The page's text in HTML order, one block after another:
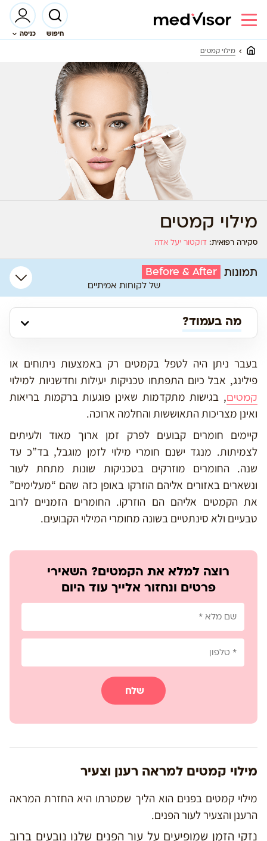
חיפוש כניסה
מילוי קמטים
מילוי קמטים
סקירה רפואית: דוקטור יעל אדה
תמונות Before & After
של לקוחות אמיתיים
מה בעמוד?
בעבר ניתן היה לטפל בקמטים רק באמצעות ניתוחים או
פילינג, אבל כיום התפתחו טכניקות יעילות וחדשניות למילוי
קמטים, בגישות מתקדמות שאינן פוגעות ברקמות בריאות
ואינן מצריכות התאוששות והחלמה ארוכה.
קיימים חומרים קבועים לפרק זמן ארוך מאוד ולעיתים
לצמיתות. מנגד ישנם חומרי מילוי לזמן מוגבל, בד”כ עד
שנה. החומרים מוזרקים בטכניקות שונות מתחת לעור
ונשארים באזורים אליהם הוזרקו באופן כזה שהם “מעלימים”
את הקמטים אליהם הם הוזרקו. החומרים הזמניים לרוב
טבעיים ולא סינתטיים בשונה מחומרי המילוי הקבועים.
רוצה למלא את הקמטים? השאירי
פרטים ונחזור אלייך עוד היום
שלח
מילוי קמטים למראה רענן וצעיר
מילוי קמטים בפנים הוא הליך שמטרתו היא החזרת המראה
הרענן והצעיר לעור הפנים.
נזקי הזמן שמופיעים על עור הפנים שלנו נובעים ברוב